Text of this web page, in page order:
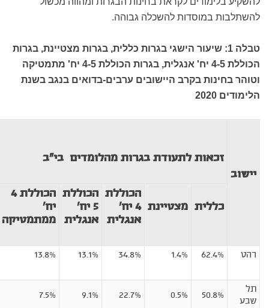
להשתלבות במוסדות להשכלה גבוהה.
טבלה 1: שיעור הישגי בגרות כללית, בגרות מצטיינת, בגרות
הכוללת 4-5 יח' אנגלית,
בגרות הכוללת 4-5 יח' מתמטיקה
וטוהר בחינות בקרב היישובים ערבים-בדואים בנגב בשנת
הלימודים 2020
יישוב
זכאות לתעודת בגרות מהלומדים בי"ב
כללית מצטיינת
הכוללת
4 יח'
אנגלית
הכוללת
5 יח'
אנגלית
הכוללת4
יח'
ממתמטיקה
רהט 62.4%
1.4%
34.8%
13.1%
13.8%
תל
שבע
50.8%
0.5%
22.7%
9.1%
7.5%